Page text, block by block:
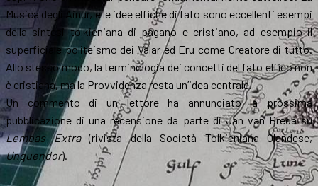
Musica degli Ainur, e le idee elfiche di fato sono eccellenti esempi
della sintesi tolkieniana di pagano e cristiano, ad esempio il
superficiale politeismo dei Valar ed Eru come Creatore di tutto.
Allo stesso modo, la terminologia dei concetti del fato elfico non
è cristiana, ma la Provvidenza resta un’idea centrale.
Un commento di un lettore ha annunciato la prossima
pubblicazione di una recensione da parte di Jan van Breda su
Lembas Extra(rivista della Società Tolkieniana Olandese,
Unquendor).